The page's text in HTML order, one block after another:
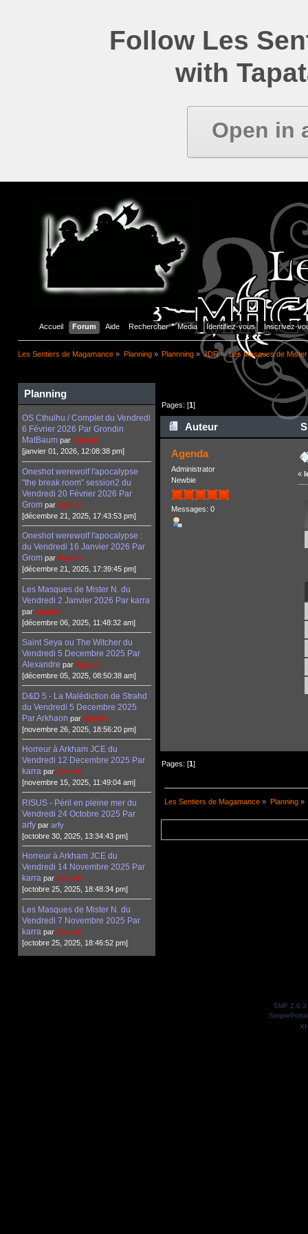
Follow Les
with
Open in
Accueil Forum Aide Rechercher Media Identifiez-vous Inscrivez-
Les Sentiers de Magamance » Planning» Plannning» JDR» Les Masques de
Planning
OS Cthulhu / Complet du Vendredi
6 Février 2026 Par Grondin
MatBaum parAgenda
[janvier 01, 2026, 12:08:38 pm]
Oneshot werewolf l'apocalypse
"the break room" session2 du
Vendredi 20 Février 2026 Par
Grom parAgenda
[décembre 21, 2025, 17:43:53 pm]
Oneshot werewolf l'apocalypse :
du Vendredi 16 Janvier 2026 Par
Grom parAgenda
[décembre 21, 2025, 17:39:45 pm]
Les Masques de Mister N. du
Vendredi 2 Janvier 2026 Par karra
parAgenda
[décembre 06, 2025, 11:48:32 am]
Saint Seya ou The Witcher du
Vendredi 5 Decembre 2025 Par
Alexandre parAgenda
[décembre 05, 2025, 08:50:38 am]
D&D 5 - La Malédiction de Strahd
du Vendredi 5 Decembre 2025
Par Arkhaon parAgenda
[novembre 26, 2025, 18:56:20 pm]
Horreur à Arkham JCE du
Vendredi 12 Decembre 2025 Par
karra parAgenda
[novembre 15, 2025, 11:49:04 am]
RISUS - Péril en pleine mer du
Vendredi 24 Octobre 2025 Par
arfy pararfy
[octobre 30, 2025, 13:34:43 pm]
Horreur à Arkham JCE du
Vendredi 14 Novembre 2025 Par
karra parAgenda
[octobre 25, 2025, 18:48:34 pm]
Les Masques de Mister N. du
Vendredi 7 Novembre 2025 Par
karra parAgenda
[octobre 25, 2025, 18:46:52 pm]
Pages: [1]
Auteur
9645 fois)
Agenda
Administrator
Newbie
Messages: 0
«
Pages: [1]
Les Sentiers de Magamance » Planning»
SMF 2.0.3